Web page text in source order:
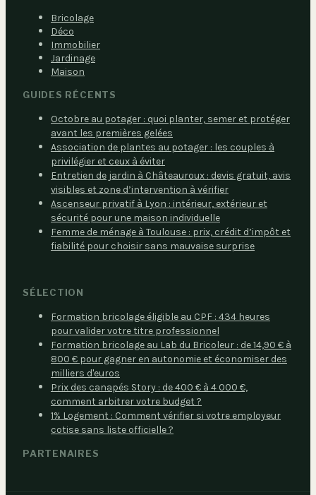
Bricolage
Déco
Immobilier
Jardinage
Maison
GUIDES RÉCENTS
Octobre au potager : quoi planter, semer et protéger
avant les premières gelées
Association de plantes au potager : les couples à
privilégier et ceux à éviter
Entretien de jardin à Châteauroux : devis gratuit, avis
visibles et zone d’intervention à vérifier
Ascenseur privatif à Lyon : intérieur, extérieur et
sécurité pour une maison individuelle
Femme de ménage à Toulouse : prix, crédit d’impôt et
fiabilité pour choisir sans mauvaise surprise
SÉLECTION
Formation bricolage éligible au CPF : 434 heures
pour valider votre titre professionnel
Formation bricolage au Lab du Bricoleur : de 14,90 € à
800 € pour gagner en autonomie et économiser des
milliers d'euros
Prix des canapés Story : de 400 € à 4 000 €,
comment arbitrer votre budget ?
1% Logement : Comment vérifier si votre employeur
cotise sans liste officielle ?
PARTENAIRES